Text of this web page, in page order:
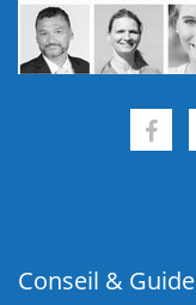
Conseil & Guide